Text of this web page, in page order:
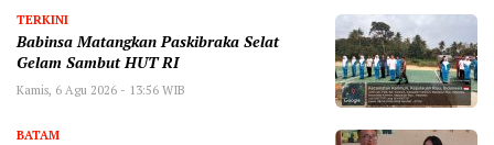
TERKINI
Babinsa Matangkan Paskibraka Selat
Gelam Sambut HUT RI
Kamis, 6 Agu 2026 - 13:56 WIB
BATAM